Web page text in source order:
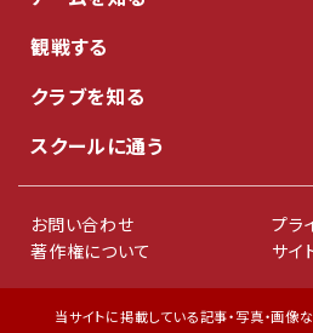
観戦する
クラブを知る
スクールに通う
お問い合わせ
プラ
著作権について
サイ
当サイトに掲載している記事・写真・画像